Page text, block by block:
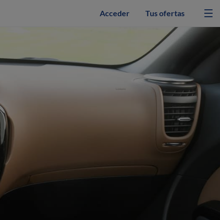
Acceder Tus ofertas